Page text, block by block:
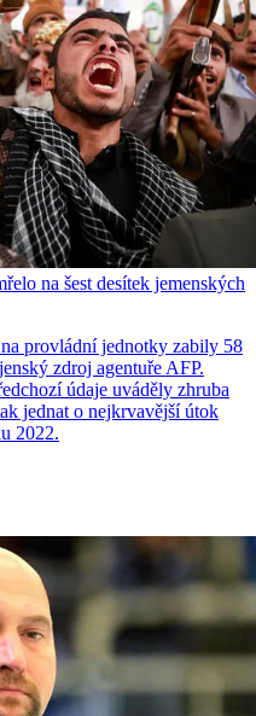
na šest desítek jemenských
provládní jednotky zabily 58
zdroj agentuře AFP.
údaje uváděly zhruba
jednat o nejkrvavější útok
2022.